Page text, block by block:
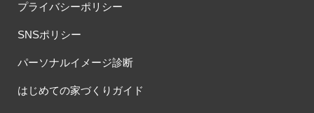
プライバシーポリシー
SNSポリシー
パーソナルイメージ診断
はじめての家づくりガイド